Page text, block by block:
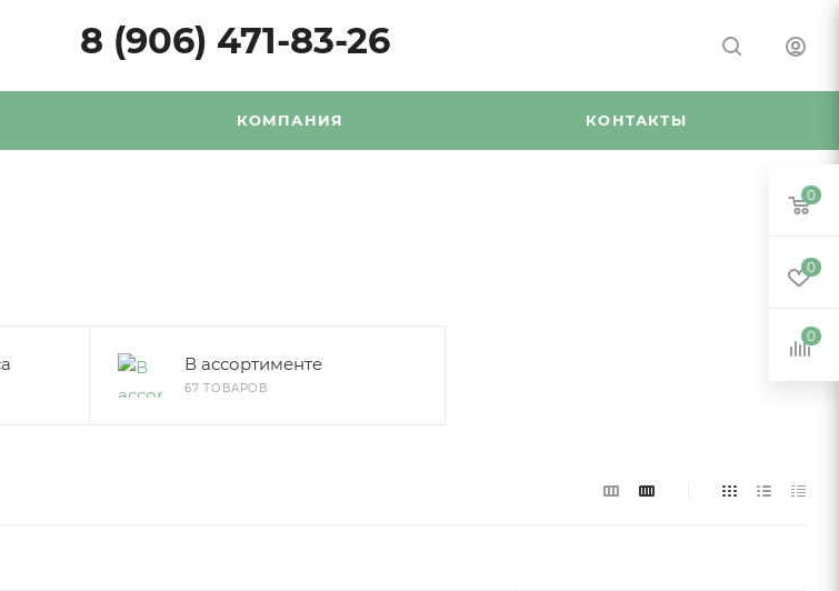
8 (906) 471-83-26
КОМПАНИЯ КОНТАКТЫ
В ассортименте
67 ТОВАРОВ
0
0
0